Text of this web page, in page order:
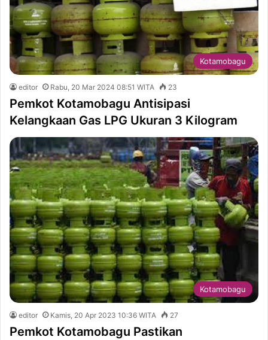
Kotamobagu
editor Rabu, 20 Mar 2024 08:51 WITA 23
Pemkot Kotamobagu Antisipasi
Kelangkaan Gas LPG Ukuran 3 Kilogram
Kotamobagu
editor Kamis, 20 Apr 2023 10:36 WITA 27
Pemkot Kotamobagu Pastikan